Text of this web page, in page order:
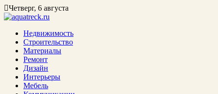
Четверг, 6 августа
Недвижимость
Строительство
Материалы
Ремонт
Дизайн
Интерьеры
Мебель